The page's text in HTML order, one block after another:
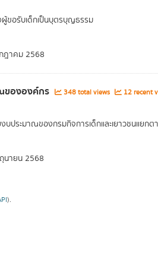
ขอรับเด็กเป็นบุตรบุญธรรม
าคม 2568
ขององค์กร 348 total views 12 recent
บประมาณของกรมกิจการเด็กและเยาวชนแยก
ายน 2568
).